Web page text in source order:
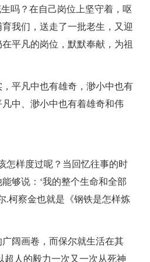
吗？在自己岗位上坚守着，呕
我们，送走了一批老生，又迎
平凡的岗位，默默奉献，为祖
平凡中也有雄奇，渺小中也有
中、渺小中也有着雄奇和伟
怎样度过呢？当回忆往事的时
够说：‘我的整个生命和全部
柯察金也就是《钢铁是怎样炼
阔画卷，而保尔就生活在其
人的毅力一次又一次从死神